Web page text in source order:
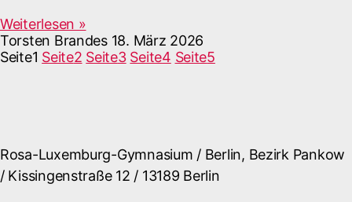
Weiterlesen »
Torsten Brandes 18. März 2026
Seite1 Seite2 Seite3 Seite4 Seite5
Rosa-Luxemburg-Gymnasium / Berlin, Bezirk Pankow
/ Kissingenstraße 12 / 13189 Berlin